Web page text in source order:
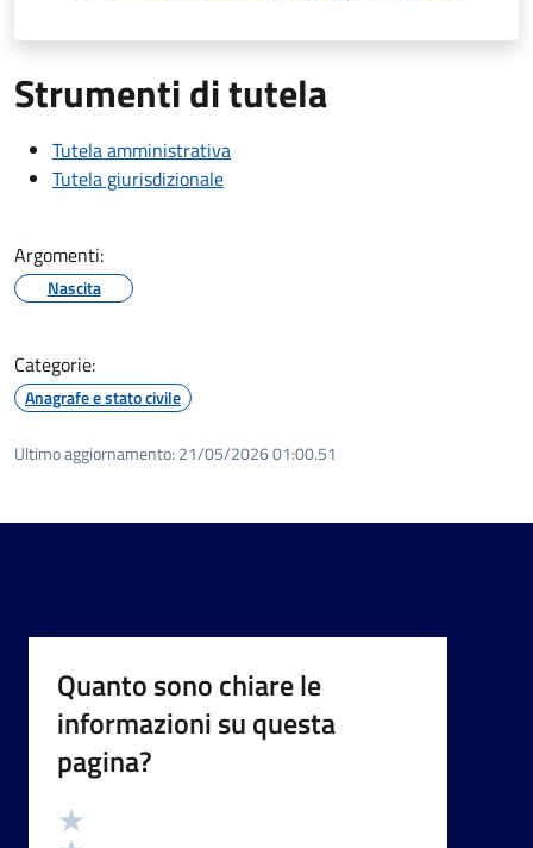
Strumenti di tutela
Tutela amministrativa
Tutela giurisdizionale
Argomenti:
Nascita
Categorie:
Anagrafe e stato civile
Ultimo aggiornamento: 21/05/2026 01:00.51
Quanto sono chiare le
informazioni su questa
pagina?
Valutazione